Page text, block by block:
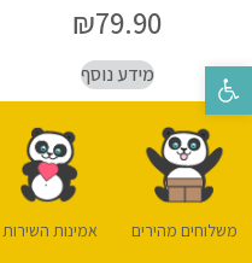
פתח סרגל נגישות
₪79.90
מידע נוסף
משלוחים מהירים אמינות השירות